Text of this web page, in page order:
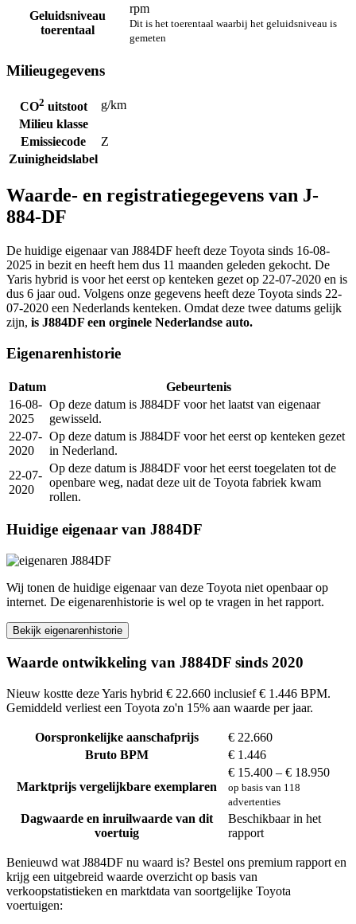
Geluidsniveau
toerentaal
rpm
Dit is het toerentaal waarbij het geluidsniveau is
gemeten
Milieugegevens
CO2 uitstoot
g/km
Milieu klasse
Emissiecode
Z
Zuinigheidslabel
Waarde- en registratiegegevens van J-
884-DF
De huidige eigenaar van J884DF heeft deze Toyota sinds 16-08-
2025 in bezit en heeft hem dus 11 maanden geleden gekocht. De
Yaris hybrid is voor het eerst op kenteken gezet op 22-07-2020 en is
dus 6 jaar oud. Volgens onze gegevens heeft deze Toyota sinds 22-
07-2020 een Nederlands kenteken. Omdat deze twee datums gelijk
zijn, is J884DF een orginele Nederlandse auto.
Eigenarenhistorie
Datum
Gebeurtenis
16-08-
2025
Op deze datum is J884DF voor het laatst van eigenaar
gewisseld.
22-07-
2020
Op deze datum is J884DF voor het eerst op kenteken gezet
in Nederland.
22-07-
2020
Op deze datum is J884DF voor het eerst toegelaten tot de
openbare weg, nadat deze uit de Toyota fabriek kwam
rollen.
Huidige eigenaar van J884DF
Wij tonen de huidige eigenaar van deze Toyota niet openbaar op
internet. De eigenarenhistorie is wel op te vragen in het rapport.
Bekijk eigenarenhistorie
Waarde ontwikkeling van J884DF sinds 2020
Nieuw kostte deze Yaris hybrid € 22.660 inclusief € 1.446 BPM.
Gemiddeld verliest een Toyota zo'n 15% aan waarde per jaar.
Oorspronkelijke aanschafprijs
€ 22.660
Bruto BPM
€ 1.446
Marktprijs vergelijkbare exemplaren
€ 15.400 – € 18.950
op basis van 118
advertenties
Dagwaarde en inruilwaarde van dit
voertuig
Beschikbaar in het
rapport
Benieuwd wat J884DF nu waard is? Bestel ons premium rapport en
krijg een uitgebreid waarde overzicht op basis van
verkoopstatistieken en marktdata van soortgelijke Toyota
voertuigen: